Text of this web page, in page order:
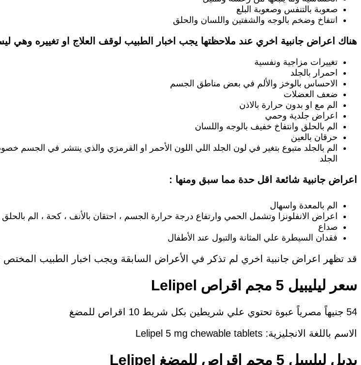
صعوبة بالتنفس وصعوبة البلع
انتفاخ وضخم بالوجه والشفتين واللسان والحلق
هناك اعراض جانبية اخري عند ملاحظتها يجب اخبار الطبيب لوقف العلاج او تغييره وهي
تغييرات مزاجية ونفسية
احمرار بالجلد
الاحساس بالوخز والألم في بعض مناطق الجسم
ضعف العضلات
الم مع او بدون حرارة بالاذن
اعراض جلدية وحمي
الم بالحلق وانتفاخ خفيف بالوجه واللسان
حرقان بالعين
الم بالجلد متبوع بتغير في لون الجلد اللي اللون الأحمر او القرمزي والذي ينتشر في
الجلد
اعراض جانبية شائعة اقل حدة مما سبق ومنها :
الم بالمعدة واسهال
اعراض الانفلونزا وتشمل الحمي وارتفاع درجة حرارة الجسم ، احتقان بالأنف ، كحة ، الم بالحلق
صداع
فقدان السيطرة علي المثانة والتبول عند الأطفال
قد تظهر اعراض جانبية اخري لم تذكر في الأعراض السابقة ويجب اخبار الطبيب
سعر ليليبيل 5 مجم اقراص Lelipel
54 جنيهاً مصرياً عبوة تحتوي علي شريطين بكل شريط 10 اقراص للمضغ
الاسم باللغة الانجليزية: Lelipel 5 mg chewable tablets
بديل ليليبيل 5 مجم اقراص للمضغ Lelipel